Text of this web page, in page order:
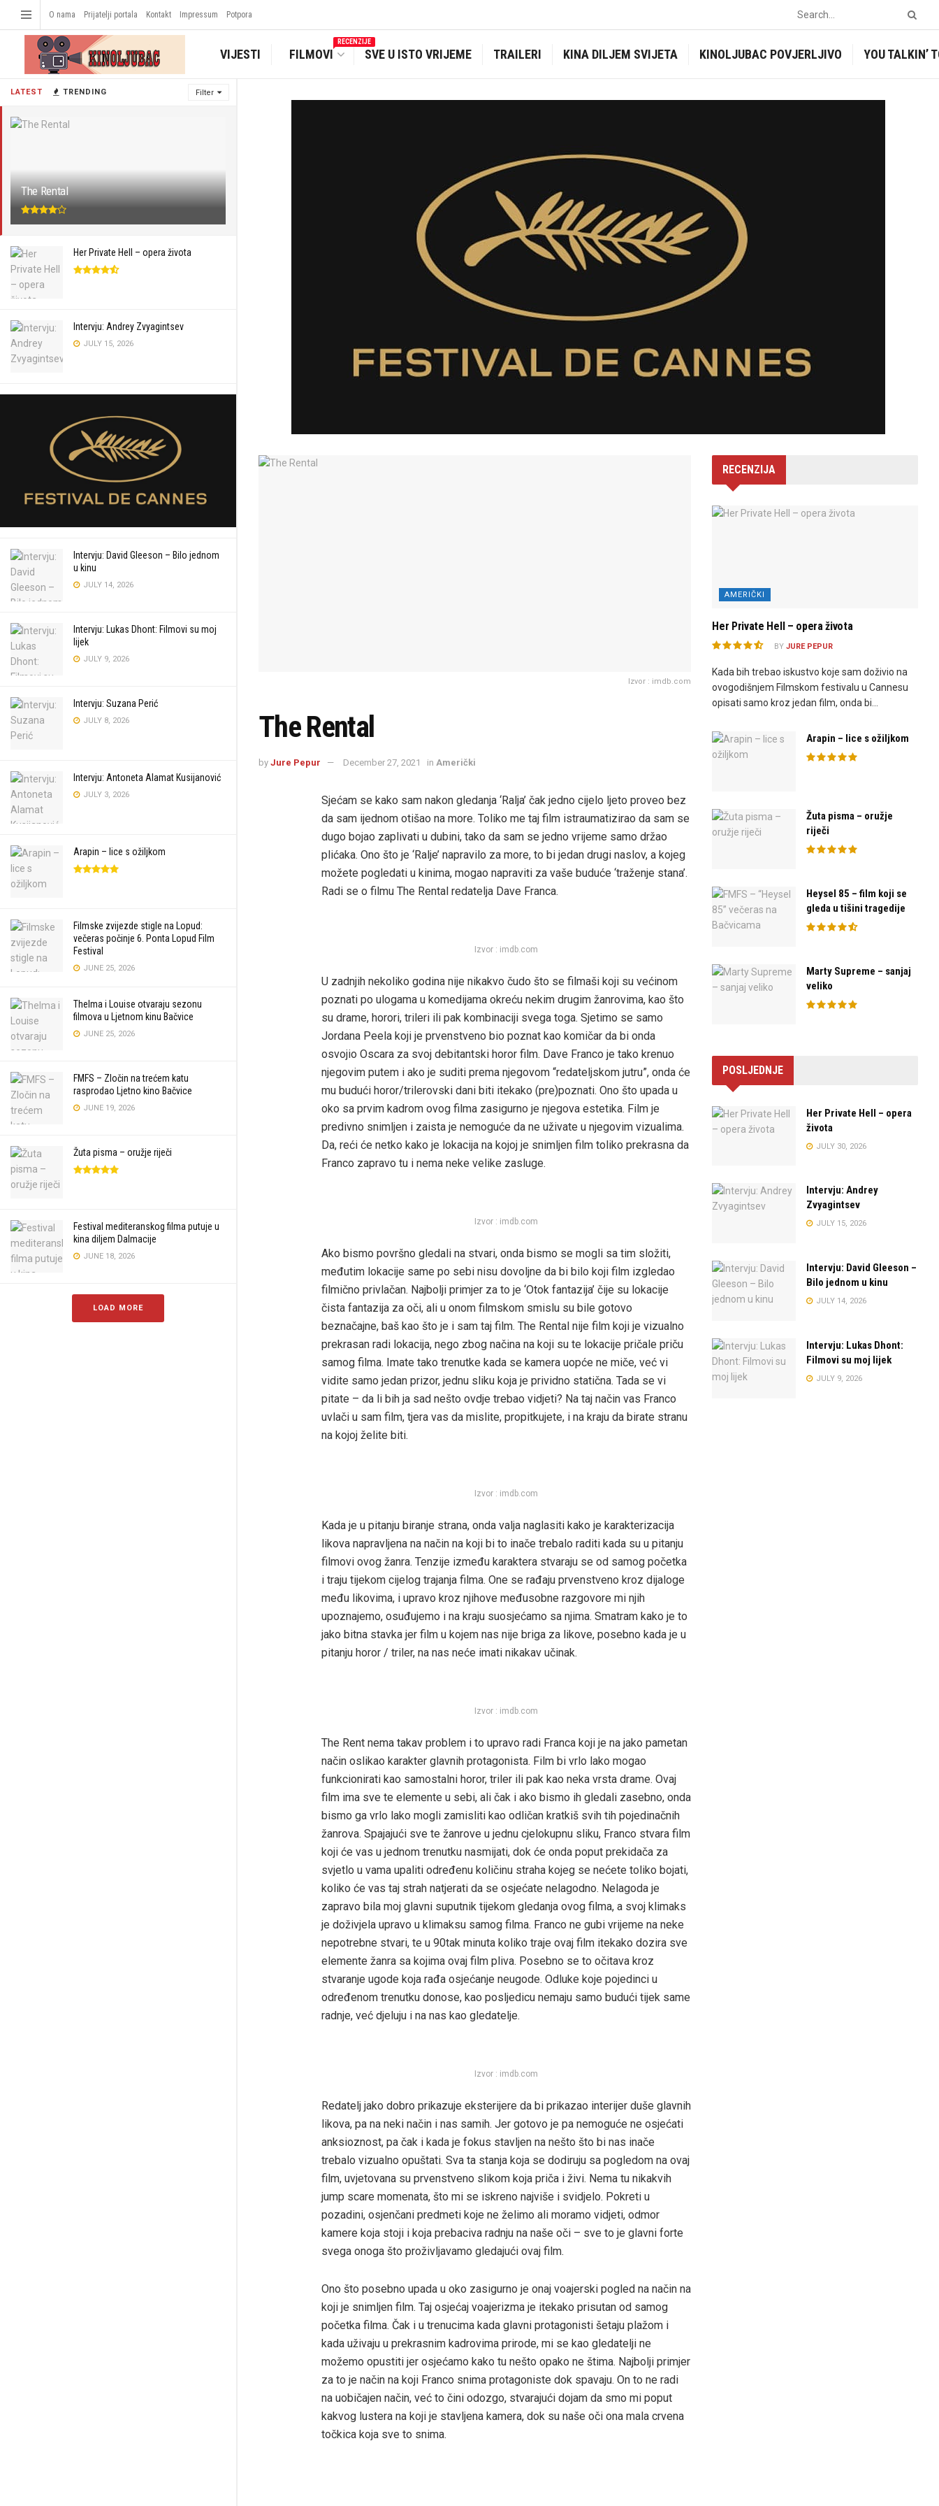
LATEST TRENDING Filter
The Rental
Her Private Hell – opera života
Intervju: Andrey Zvyagintsev
JULY 15, 2026
Intervju: David Gleeson – Bilo jednom
u kinu
JULY 14, 2026
Intervju: Lukas Dhont: Filmovi su moj
lijek
JULY 9, 2026
Intervju: Suzana Perić
JULY 8, 2026
Intervju: Antoneta Alamat Kusijanović
JULY 3, 2026
Arapin – lice s ožiljkom
Filmske zvijezde stigle na Lopud:
večeras počinje 6. Ponta Lopud Film
Festival
JUNE 25, 2026
Thelma i Louise otvaraju sezonu
filmova u Ljetnom kinu Bačvice
JUNE 25, 2026
FMFS – Zločin na trećem katu
rasprodao Ljetno kino Bačvice
JUNE 19, 2026
Žuta pisma – oružje riječi
Festival mediteranskog filma putuje u
kina diljem Dalmacije
JUNE 18, 2026
LOAD MORE
O nama Prijatelji portala Kontakt Impressum Potpora
VIJESTI FILMOVI
RECENZIJE
SVE U ISTO VRIJEME TRAILERI KINA DILJEM SVIJETA KINOLJUBAC POVJERLJIVO YOU TALKIN’
Izvor : imdb.com
The Rental
by Jure Pepur December 27, 2021 in Američki
Sjećam se kako sam nakon gledanja ‘Ralja’ čak jedno cijelo ljeto proveo bez
da sam ijednom otišao na more. Toliko me taj film istraumatizirao da sam se
dugo bojao zaplivati u dubini, tako da sam se jedno vrijeme samo držao
plićaka. Ono što je ‘Ralje’ napravilo za more, to bi jedan drugi naslov, a kojeg
možete pogledati u kinima, mogao napraviti za vaše buduće ‘traženje stana’.
Radi se o filmu The Rental redatelja Dave Franca.
Izvor : imdb.com
U zadnjih nekoliko godina nije nikakvo čudo što se filmaši koji su većinom
poznati po ulogama u komedijama okreću nekim drugim žanrovima, kao što
su drame, horori, trileri ili pak kombinaciji svega toga. Sjetimo se samo
Jordana Peela koji je prvenstveno bio poznat kao komičar da bi onda
osvojio Oscara za svoj debitantski horor film. Dave Franco je tako krenuo
njegovim putem i ako je suditi prema njegovom “redateljskom jutru”, onda će
mu budući horor/trilerovski dani biti itekako (pre)poznati. Ono što upada u
oko sa prvim kadrom ovog filma zasigurno je njegova estetika. Film je
predivno snimljen i zaista je nemoguće da ne uživate u njegovim vizualima.
Da, reći će netko kako je lokacija na kojoj je snimljen film toliko prekrasna da
Franco zapravo tu i nema neke velike zasluge.
Izvor : imdb.com
Ako bismo površno gledali na stvari, onda bismo se mogli sa tim složiti,
međutim lokacije same po sebi nisu dovoljne da bi bilo koji film izgledao
filmično privlačan. Najbolji primjer za to je ‘Otok fantazija’ čije su lokacije
čista fantazija za oči, ali u onom filmskom smislu su bile gotovo
beznačajne, baš kao što je i sam taj film. The Rental nije film koji je vizualno
prekrasan radi lokacija, nego zbog načina na koji su te lokacije pričale priču
samog filma. Imate tako trenutke kada se kamera uopće ne miče, već vi
vidite samo jedan prizor, jednu sliku koja je prividno statična. Tada se vi
pitate – da li bih ja sad nešto ovdje trebao vidjeti? Na taj način vas Franco
uvlači u sam film, tjera vas da mislite, propitkujete, i na kraju da birate stranu
na kojoj želite biti.
Izvor : imdb.com
Kada je u pitanju biranje strana, onda valja naglasiti kako je karakterizacija
likova napravljena na način na koji bi to inače trebalo raditi kada su u pitanju
filmovi ovog žanra. Tenzije između karaktera stvaraju se od samog početka
i traju tijekom cijelog trajanja filma. One se rađaju prvenstveno kroz dijaloge
među likovima, i upravo kroz njihove međusobne razgovore mi njih
upoznajemo, osuđujemo i na kraju suosjećamo sa njima. Smatram kako je to
jako bitna stavka jer film u kojem nas nije briga za likove, posebno kada je u
pitanju horor / triler, na nas neće imati nikakav učinak.
Izvor : imdb.com
The Rent nema takav problem i to upravo radi Franca koji je na jako pametan
način oslikao karakter glavnih protagonista. Film bi vrlo lako mogao
funkcionirati kao samostalni horor, triler ili pak kao neka vrsta drame. Ovaj
film ima sve te elemente u sebi, ali čak i ako bismo ih gledali zasebno, onda
bismo ga vrlo lako mogli zamisliti kao odličan kratkiš svih tih pojedinačnih
žanrova. Spajajući sve te žanrove u jednu cjelokupnu sliku, Franco stvara film
koji će vas u jednom trenutku nasmijati, dok će onda poput prekidača za
svjetlo u vama upaliti određenu količinu straha kojeg se nećete toliko bojati,
koliko će vas taj strah natjerati da se osjećate nelagodno. Nelagoda je
zapravo bila moj glavni suputnik tijekom gledanja ovog filma, a svoj klimaks
je doživjela upravo u klimaksu samog filma. Franco ne gubi vrijeme na neke
nepotrebne stvari, te u 90tak minuta koliko traje ovaj film itekako dozira sve
elemente žanra sa kojima ovaj film pliva. Posebno se to očitava kroz
stvaranje ugode koja rađa osjećanje neugode. Odluke koje pojedinci u
određenom trenutku donose, kao posljedicu nemaju samo budući tijek same
radnje, već djeluju i na nas kao gledatelje.
Izvor : imdb.com
Redatelj jako dobro prikazuje eksterijere da bi prikazao interijer duše glavnih
likova, pa na neki način i nas samih. Jer gotovo je pa nemoguće ne osjećati
anksioznost, pa čak i kada je fokus stavljen na nešto što bi nas inače
trebalo vizualno opuštati. Sva ta stanja koja se dodiruju sa pogledom na ovaj
film, uvjetovana su prvenstveno slikom koja priča i živi. Nema tu nikakvih
jump scare momenata, što mi se iskreno najviše i svidjelo. Pokreti u
pozadini, osjenčani predmeti koje ne želimo ali moramo vidjeti, odmor
kamere koja stoji i koja prebaciva radnju na naše oči – sve to je glavni forte
svega onoga što proživljavamo gledajući ovaj film.
Ono što posebno upada u oko zasigurno je onaj voajerski pogled na način na
koji je snimljen film. Taj osjećaj voajerizma je itekako prisutan od samog
početka filma. Čak i u trenucima kada glavni protagonisti šetaju plažom i
kada uživaju u prekrasnim kadrovima prirode, mi se kao gledatelji ne
možemo opustiti jer osjećamo kako tu nešto opako ne štima. Najbolji primjer
za to je način na koji Franco snima protagoniste dok spavaju. On to ne radi
na uobičajen način, već to čini odozgo, stvarajući dojam da smo mi poput
kakvog lustera na koji je stavljena kamera, dok su naše oči ona mala crvena
točkica koja sve to snima.
RECENZIJA
AMERIČKI
Her Private Hell – opera života
BY JURE PEPUR
Kada bih trebao iskustvo koje sam doživio na
ovogodišnjem Filmskom festivalu u Cannesu
opisati samo kroz jedan film, onda bi...
Arapin – lice s ožiljkom
Žuta pisma – oružje
riječi
Heysel 85 – film koji se
gleda u tišini tragedije
Marty Supreme – sanjaj
veliko
POSLJEDNJE
Her Private Hell – opera
života
JULY 30, 2026
Intervju: Andrey
Zvyagintsev
JULY 15, 2026
Intervju: David Gleeson –
Bilo jednom u kinu
JULY 14, 2026
Intervju: Lukas Dhont:
Filmovi su moj lijek
JULY 9, 2026